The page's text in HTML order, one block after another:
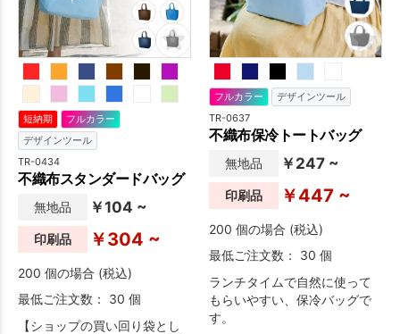
短納期
フルカラー
デザインツール
TR-0434
不織布スタンダードバッグ
無地品 ￥104 ~
印刷品 ￥304 ~
200 個の場合 (税込)
最低ご注文数： 30 個
【ショップの買い回り袋とし
フルカラー デザインツール
TR-0637
不織布保冷トートバッグ
無地品 ￥247 ~
印刷品 ￥447 ~
200 個の場合 (税込)
最低ご注文数： 30 個
ランチタイムで自然に使って
もらいやすい、保冷バッグで
す。